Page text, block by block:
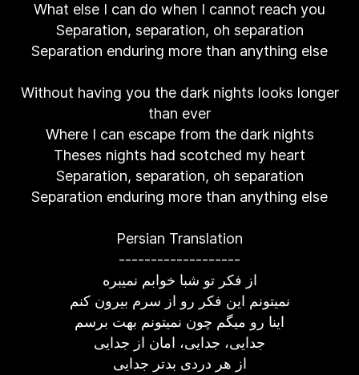
What else I can do when I cannot reach you
Separation, separation, oh separation
Separation enduring more than anything else
Without having you the dark nights looks longer
than ever
Where I can escape from the dark nights
Theses nights had scotched my heart
Separation, separation, oh separation
Separation enduring more than anything else
Persian Translation
-------------------
از فکر تو شبا خوابم نمیبره
نمیتونم این فکر رو از سرم بیرون کنم
اینا رو میگم چون نمیتونم بهت برسم
جدایی، جدایی، امان از جدایی
از هر دردی بدتر جدایی